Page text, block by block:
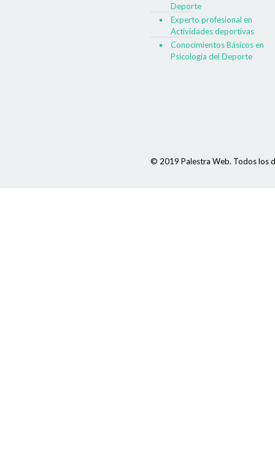
Deporte
Experto profesional en
Actividades deportivas
Conocimientos Básicos en
Psicología del Deporte
© 2019 Palestra Web. Todos los